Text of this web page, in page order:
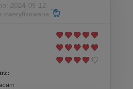
2024-09-12
zweryfikowana